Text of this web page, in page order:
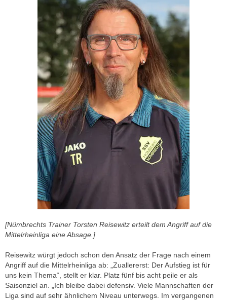
[Nümbrechts Trainer Torsten Reisewitz erteilt dem Angriff auf die
Mittelrheinliga eine Absage.]
Reisewitz würgt jedoch schon den Ansatz der Frage nach einem
Angriff auf die Mittelrheinliga ab: „Zuallererst: Der Aufstieg ist für
uns kein Thema“, stellt er klar. Platz fünf bis acht peile er als
Saisonziel an. „Ich bleibe dabei defensiv. Viele Mannschaften der
Liga sind auf sehr ähnlichem Niveau unterwegs. Im vergangenen